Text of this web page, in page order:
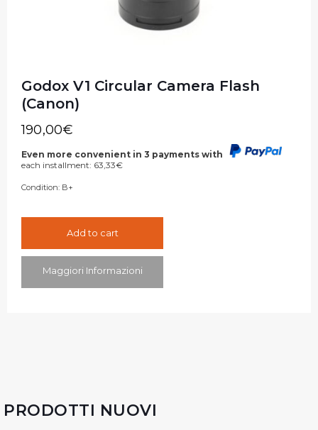
Godox V1 Circular Camera Flash
(Canon)
190,00€
Even more convenient in 3 payments with
each installment: 63,33€
Condition: B+
Add to cart
Maggiori Informazioni
PRODOTTI NUOVI